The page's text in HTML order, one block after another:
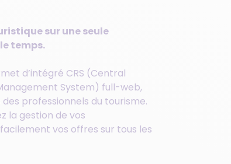
sur une seule
temps.
d’intégré CRS (Central
System) full-web,
professionnels du tourisme.
la gestion de vos
vos offres sur tous les